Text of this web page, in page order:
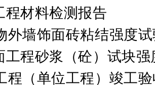
程材料检测报告
外墙饰面砖粘结强度
工程砂浆（砼）试块强
程（单位工程）竣工